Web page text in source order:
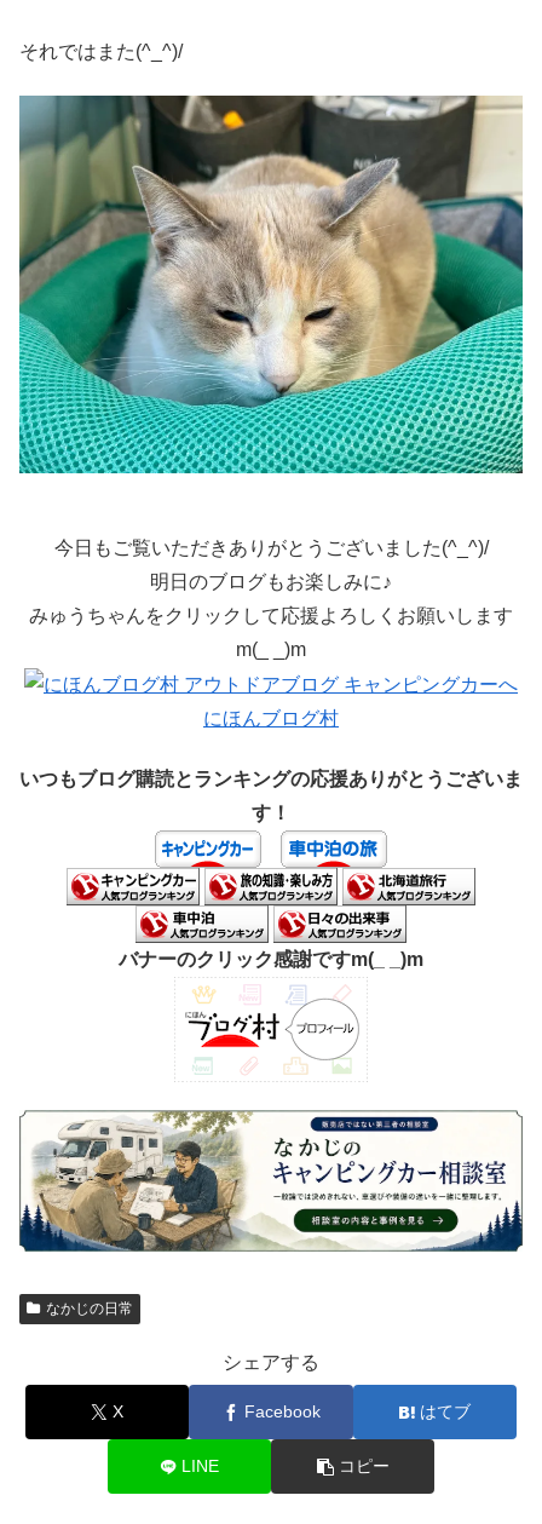
それではまた(^_^)/
今日もご覧いただきありがとうございました(^_^)/
明日のブログもお楽しみに♪
みゅうちゃんをクリックして応援よろしくお願いします
m(_ _)m
にほんブログ村
いつもブログ購読とランキングの応援ありがとうございま
す！
バナーのクリック感謝ですm(_ _)m
なかじの日常
シェアする
X Facebook はてブ
LINE コピー